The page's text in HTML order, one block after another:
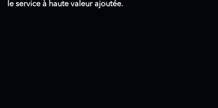
le service à haute valeur ajoutée.